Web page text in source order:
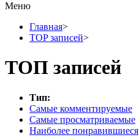
Меню
Главная>
TOP записей>
ТОП записей
Тип:
Самые комментируемые
Самые просматриваемые
Наиболее понравившиеся